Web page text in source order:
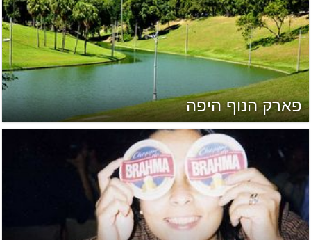
פארק הנוף היפה